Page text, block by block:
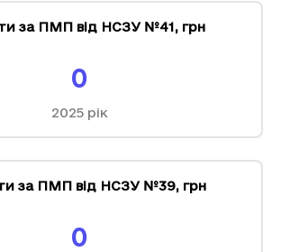
за ПМП від НСЗУ №41, грн
0
2025рік
за ПМП від НСЗУ №39, грн
0